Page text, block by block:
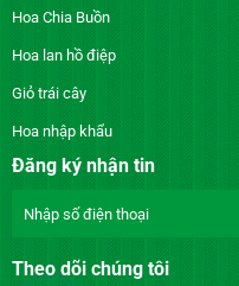
Hoa Chia Buồn
Hoa lan hồ điệp
Giỏ trái cây
Hoa nhập khẩu
Đăng ký nhận tin
Theo dõi chúng tôi